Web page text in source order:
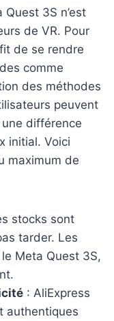
3S n’est
de VR. Pour
de se rendre
comme
des méthodes
peuvent
différence
initial. Voici
maximum de
stocks sont
tarder. Les
Meta Quest 3S,
: AliExpress
authentiques